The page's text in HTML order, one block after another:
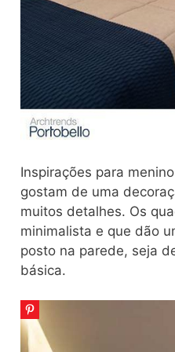
Inspirações para
gostam de uma
muitos detalhes. Os
minimalista e que dão
posto na parede, seja
básica.